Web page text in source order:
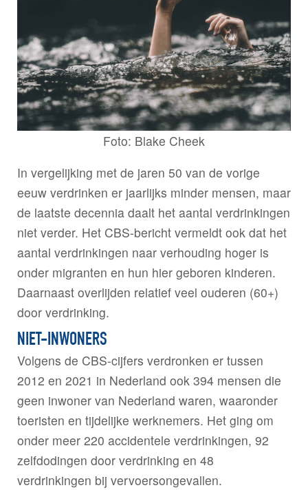
Foto: Blake Cheek
In vergelijking met de jaren 50 van de vorige
eeuw verdrinken er jaarlijks minder mensen, maar
de laatste decennia daalt het aantal verdrinkingen
niet verder. Het CBS-bericht vermeldt ook dat het
aantal verdrinkingen naar verhouding hoger is
onder migranten en hun hier geboren kinderen.
Daarnaast overlijden relatief veel ouderen (60+)
door verdrinking.
NIET-INWONERS
Volgens de CBS-cijfers verdronken er tussen
2012 en 2021 in Nederland ook 394 mensen die
geen inwoner van Nederland waren, waaronder
toeristen en tijdelijke werknemers. Het ging om
onder meer 220 accidentele verdrinkingen, 92
zelfdodingen door verdrinking en 48
verdrinkingen bij vervoersongevallen.